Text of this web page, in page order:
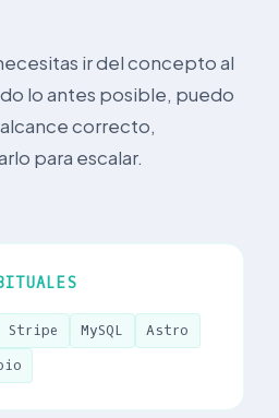
ir del concepto al
lo antes posible, puedo
correcto,
para escalar.
Stripe MySQL
Astro